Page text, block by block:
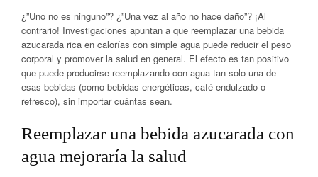
¿”Uno no es ninguno”? ¿”Una vez al año no hace daño”? ¡Al
contrario! Investigaciones apuntan a que reemplazar una bebida
azucarada rica en calorías con simple agua puede reducir el peso
corporal y promover la salud en general. El efecto es tan positivo
que puede producirse reemplazando con agua tan solo una de
esas bebidas (como bebidas energéticas, café endulzado o
refresco), sin importar cuántas sean.
Reemplazar una bebida azucarada con
agua mejoraría la salud